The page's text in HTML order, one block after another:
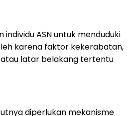
individu ASN untuk menduduki
karena faktor kekerabatan,
latar belakang tertentu
diperlukan mekanisme